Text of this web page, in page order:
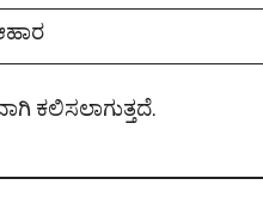
ಕಲಿಸಲಾಗುತ್ತದೆ.